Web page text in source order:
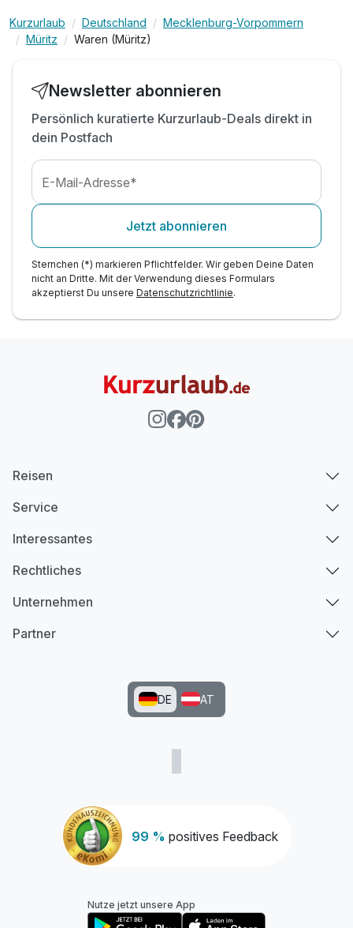
Kurzurlaub Deutschland
Mecklenburg-Vorpommern
Müritz
Waren (Müritz)
Newsletter abonnieren
Persönlich kuratierte Kurzurlaub-Deals direkt in
dein Postfach
E-Mail-Adresse*
Jetzt abonnieren
Sternchen (*) markieren Pflichtfelder. Wir geben Deine Daten
nicht an Dritte. Mit der Verwendung dieses Formulars
akzeptierst Du unsere Datenschutzrichtlinie.
99 % positives Feedback
Reisen
Service
Interessantes
Rechtliches
Unternehmen
Partner
DE AT
Nutze jetzt unsere App